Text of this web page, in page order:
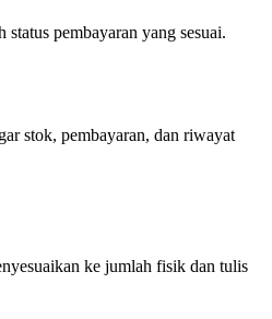
pembayaran yang sesuai.
stok, pembayaran, dan riwayat
ke jumlah fisik dan tulis